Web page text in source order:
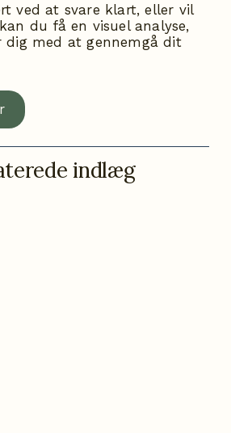
ved at svare klart, eller vil
du få en visuel analyse,
dig med at gennemgå dit
indlæg